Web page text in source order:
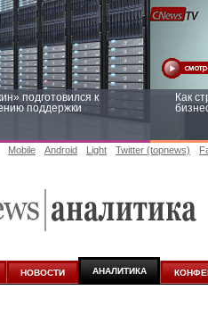
подготовился к
поддержки
Как
Mobile Android Light Twitter (topnews)
НОВОСТИ АНАЛИТИКА